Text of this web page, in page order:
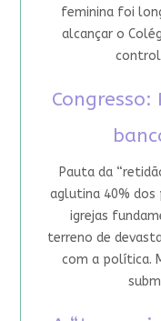
feminina foi
alcançar o
Pauta da
aglutina 40% dos
igrejas
terreno de
com a política.